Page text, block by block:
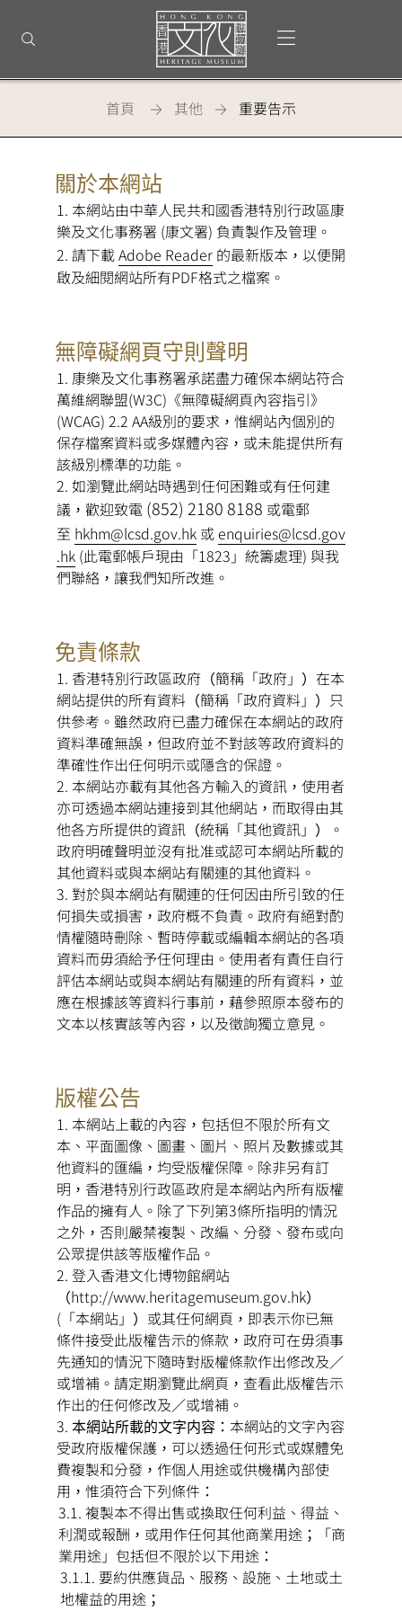
部
打開搜尋
首
頁
打開選單
首頁 其他 重要告示
關於本網站
本網站由中華人民共和國香港特別行政區康
樂及文化事務署 (康文署) 負責製作及管理。
請下載Adobe Reader 的最新版本，以便開
啟及細閱網站所有PDF格式之檔案。
無障礙網頁守則聲明
康樂及文化事務署承諾盡力確保本網站符合
萬維網聯盟(W3C)《無障礙網頁內容指引》
(WCAG) 2.2 AA級別的要求，惟網站內個別的
保存檔案資料或多媒體內容，或未能提供所有
該級別標準的功能。
如瀏覽此網站時遇到任何困難或有任何建
議，歡迎致電 (852) 2180 8188 或電郵
至 hkhm@lcsd.gov.hk或 enquiries@lcsd.gov
.hk(此電郵帳戶現由「1823」統籌處理) 與我
們聯絡，讓我們知所改進。
免責條款
香港特別行政區政府（簡稱「政府」）在本
網站提供的所有資料（簡稱「政府資料」）只
供參考。雖然政府已盡力確保在本網站的政府
資料準確無誤，但政府並不對該等政府資料的
準確性作出任何明示或隱含的保證。
本網站亦載有其他各方輸入的資訊，使用者
亦可透過本網站連接到其他網站，而取得由其
他各方所提供的資訊（統稱「其他資訊」）。
政府明確聲明並沒有批准或認可本網站所載的
其他資料或與本網站有關連的其他資料。
對於與本網站有關連的任何因由所引致的任
何損失或損害，政府概不負責。政府有絕對酌
情權隨時刪除、暫時停載或編輯本網站的各項
資料而毋須給予任何理由。使用者有責任自行
評估本網站或與本網站有關連的所有資料，並
應在根據該等資料行事前，藉參照原本發布的
文本以核實該等內容，以及徵詢獨立意見。
版權公告
本網站上載的內容，包括但不限於所有文
本、平面圖像、圖畫、圖片、照片及數據或其
他資料的匯編，均受版權保障。除非另有訂
明，香港特別行政區政府是本網站內所有版權
作品的擁有人。除了下列第3條所指明的情況
之外，否則嚴禁複製、改編、分發、發布或向
公眾提供該等版權作品。
登入香港文化博物館網站
（http://www.heritagemuseum.gov.hk）
(「本網站」）或其任何網頁，即表示你已無
條件接受此版權告示的條款，政府可在毋須事
先通知的情況下隨時對版權條款作出修改及／
或增補。請定期瀏覽此網頁，查看此版權告示
作出的任何修改及／或增補。
本網站所載的文字内容： 本網站的文字內容
受政府版權保護，可以透過任何形式或媒體免
費複製和分發，作個人用途或供機構內部使
用，惟須符合下列條件：
複製本不得出售或換取任何利益、得益、
利潤或報酬，或用作任何其他商業用途；「商
業用途」包括但不限於以下用途：
要約供應貨品、服務、設施、土地或土
地權益的用途；